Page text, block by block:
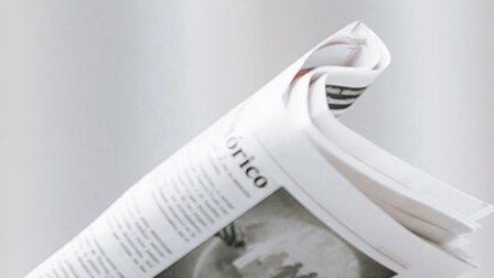
PERSONAL LABORAL
COMLL
SALUD Y APOYO AL
AGENCIA DE
VIDA
PROFESIONAL
OFERTAS Y
TRANSPARENCIA
TRÁMITES CONSULTA
MÉDICA